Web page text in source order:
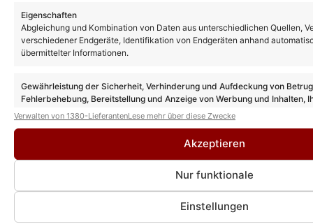
Eigenschaften
Abgleichung und Kombination von Daten aus unterschiedlichen Quellen,
verschiedener Endgeräte, Identifikation von Endgeräten anhand
übermittelter Informationen.
Gewährleistung der Sicherheit, Verhinderung und Aufdeckung von
Fehlerbehebung, Bereitstellung und Anzeige von Werbung und Inhalten,
Entscheidungen zum Datenschutz speichern und übermitteln.
Verwalten von 1380-LieferantenLese mehr über diese Zwecke
Akzeptieren
Nur funktionale
Einstellungen
Weitere TV-Shows